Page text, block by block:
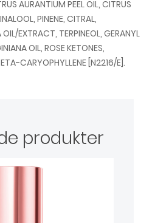
AURANTIUM PEEL OIL, CITRUS
PINENE, CITRAL,
EXTRACT, TERPINEOL, GERANYL
OIL, ROSE KETONES,
CARYOPHYLLENE [N2216/E].
produkter